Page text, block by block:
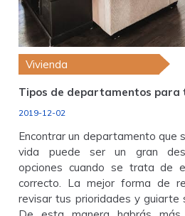
Vivienda
Tipos de departamentos para
2019-12-02
Encontrar un departamento que
vida puede ser un gran
opciones cuando se trata de
correcto. La mejor forma de
revisar tus prioridades y guiarte